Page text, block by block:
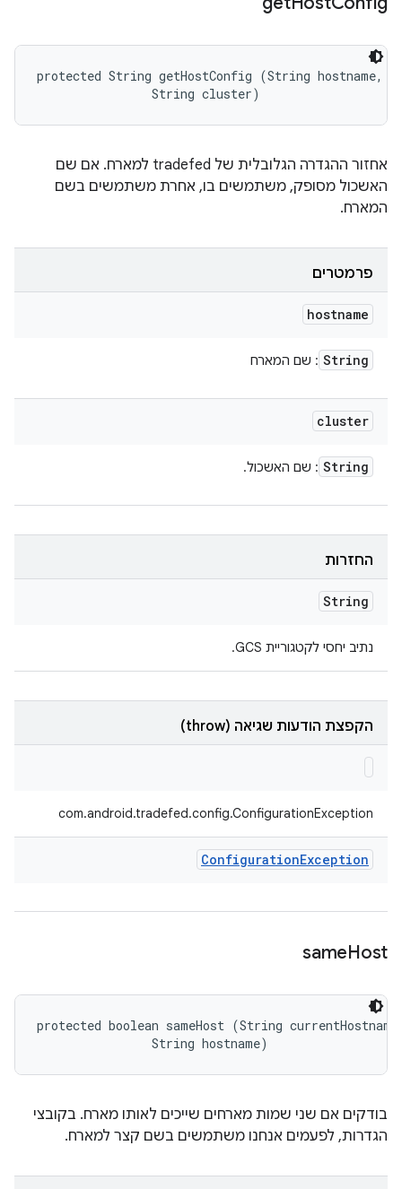
protected String getHostConfig (String hostname,
                String cluster)
אחזור ההגדרה הגלובלית של tradefed למארח. אם שם
האשכול מסופק, משתמשים בו, אחרת משתמשים בשם
המארח.
פרמטרים
hostname
String : שם המארח
cluster
String : שם האשכול.
החזרות
String
נתיב יחסי לקטגוריית GCS.
הקפצת הודעות שגיאה (throw)
com.android.tradefed.config.ConfigurationException
ConfigurationException
sameHost
protected boolean sameHost (String
                String hostname)
בודקים אם שני שמות מארחים שייכים לאותו מארח. בקובצי
הגדרות, לפעמים אנחנו משתמשים בשם קצר למארח.